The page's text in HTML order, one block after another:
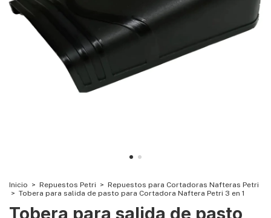
Inicio > Repuestos Petri > Repuestos para Cortadoras Nafteras Petri
> Tobera para salida de pasto para Cortadora Naftera Petri 3 en 1
Tobera para salida de pasto